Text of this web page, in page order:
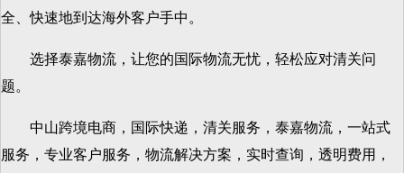
全、快速地到达海外客户手中。
选择泰嘉物流，让您的国际物流无忧，轻松应对清关问
题。
中山跨境电商，国际快递，清关服务，泰嘉物流，一站式
服务，专业客户服务，物流解决方案，实时查询，透明费用，